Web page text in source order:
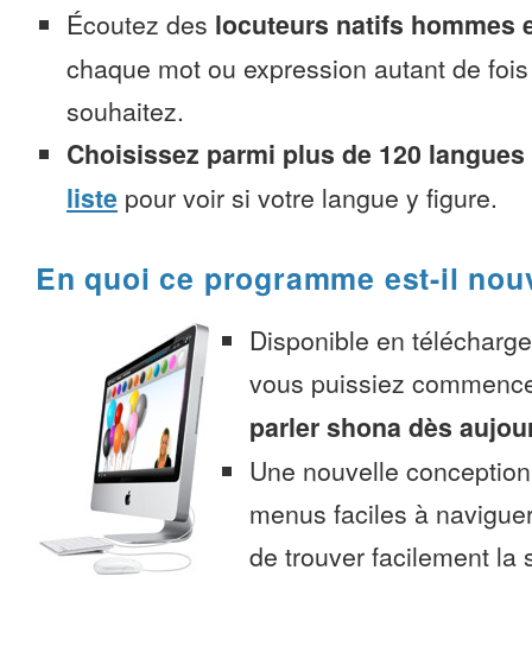
Écoutez des locuteurs natifs hommes
chaque mot ou expression autant de
souhaitez.
Choisissez parmi plus de 120 langues
liste pour voir si votre langue y figure.
En quoi ce programme est-il
Disponible en
vous puissiez
parler shona dès
Une nouvelle
menus faciles à
de trouver facilement la